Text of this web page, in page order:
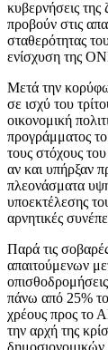
κυβερνήσεις της
προβούν στις
σταθερότητας
ενίσχυση της
Μετά την
σε ισχύ του
οικονομική
προγράμματος
τους στόχους
αν και υπήρξαν
πλεονάσματα
υποεκτέλεσης
αρνητικές
Παρά τις
απαιτούμενων
πάνω από 25%
χρέους προς το
την αρχή της
δημοσιονομικών